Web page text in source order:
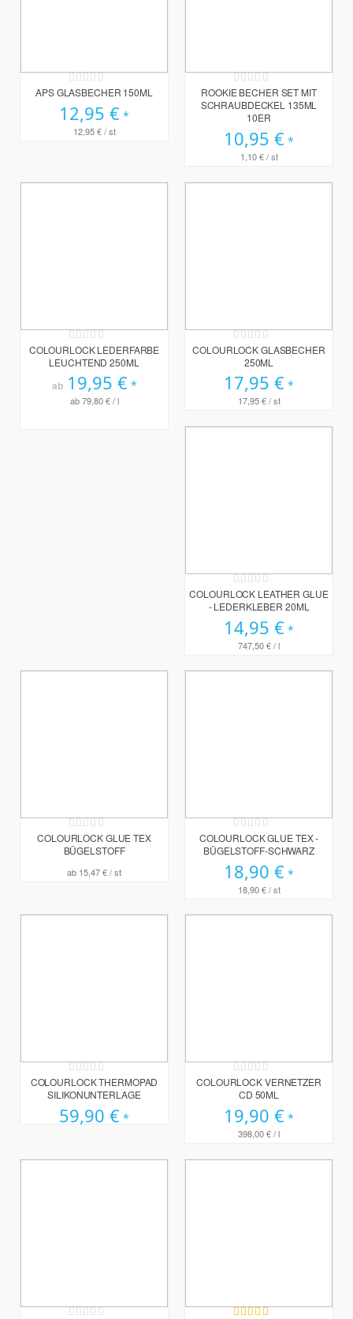
Rating:
0%
APS GLASBECHER 150ML
12,95 €
12,95 €/ st
Rating:
0%
ROOKIE BECHER SET MIT
SCHRAUBDECKEL 135ML
10ER
10,95 €
1,10 €/ st
Rating:
0%
COLOURLOCK LEDERFARBE
LEUCHTEND 250ML
ab 19,95 €
ab79,80 €/ l
Rating:
0%
COLOURLOCK GLASBECHER
250ML
17,95 €
17,95 €/ st
Rating:
0%
COLOURLOCK LEATHER GLUE
- LEDERKLEBER 20ML
14,95 €
747,50 €/ l
Rating:
0%
COLOURLOCK GLUE TEX
BÜGELSTOFF
ab 15,47 €/ st
Rating:
0%
COLOURLOCK GLUE TEX -
BÜGELSTOFF-SCHWARZ
18,90 €
18,90 €/ st
Rating:
0%
COLOURLOCK THERMOPAD
SILIKONUNTERLAGE
59,90 €
Rating:
0%
COLOURLOCK VERNETZER
CD 50ML
19,90 €
398,00 €/ l
Rating: Bewertung: